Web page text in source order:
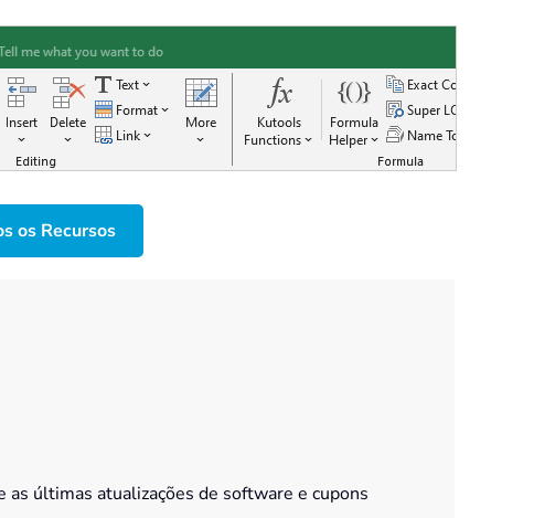
os Recursos
últimas atualizações de software e cupons